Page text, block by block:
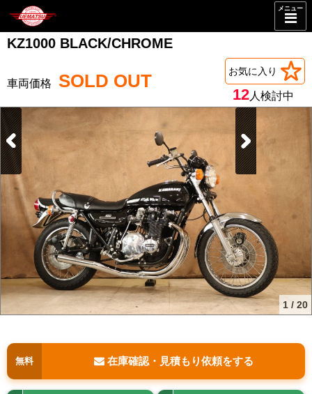
メニュー
KZ1000 BLACK/CHROME
SOLD OUT お気に入り
12人検討中
1 / 20
無料 在庫確認・見積もり依頼をする